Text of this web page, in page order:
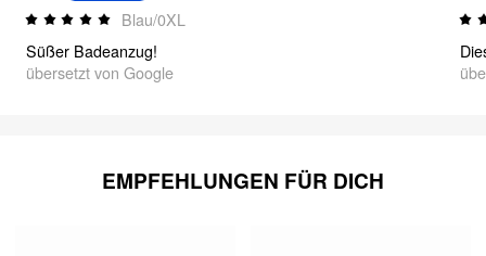
Blau/0XL
Süßer Badeanzug!
übersetzt von Google
EMPFEHLUNGEN FÜR DICH